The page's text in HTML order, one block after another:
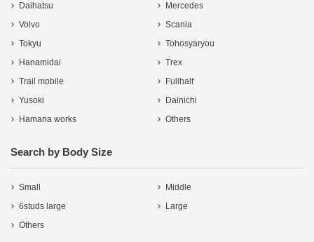
Daihatsu
Mercedes
Volvo
Scania
Tokyu
Tohosyaryou
Hanamidai
Trex
Trail mobile
Fullhalf
Yusoki
Dainichi
Hamana works
Others
Search by Body Size
Small
Middle
6studs large
Large
Others